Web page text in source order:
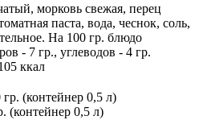
морковь свежая, перец
паста, вода, чеснок, соль,
На 100 гр. блюдо
- 7 гр., углеводов - 4 гр.
ккал
(контейнер 0,5 л)